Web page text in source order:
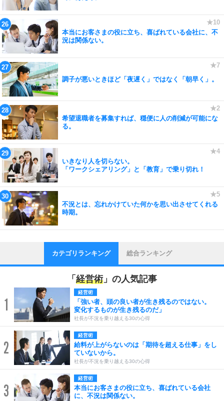
本当にお客さまの役に立ち、喜ばれている会社に、不
況は関係ない。
調子が悪いときほど「夜遅く」ではなく「朝早く」。
希望退職者を募集すれば、穏便に人の削減が可能にな
る。
いきなり人を切らない。
「ワークシェアリング」と「教育」で乗り切れ！
不況とは、忘れかけていた何かを思い出させてくれる
時期。
カテゴリランキング 総合ランキング
「 経営術」の人気記事
1
経営術
「強い者、頭の良い者が生き残るのではない。
変化するものが生き残るのだ」
社長が不況を乗り越える30の心得
2
経営術
給料が上がらないのは「期待を超える仕事」をし
ていないから。
社長が不況を乗り越える30の心得
3
経営術
本当にお客さまの役に立ち、喜ばれている会社
に、不況は関係ない。